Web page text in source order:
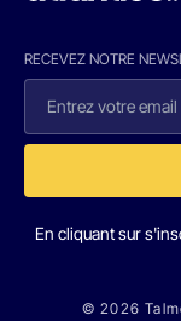
RECEVEZ NOTRE
En cliquant sur
© 2026